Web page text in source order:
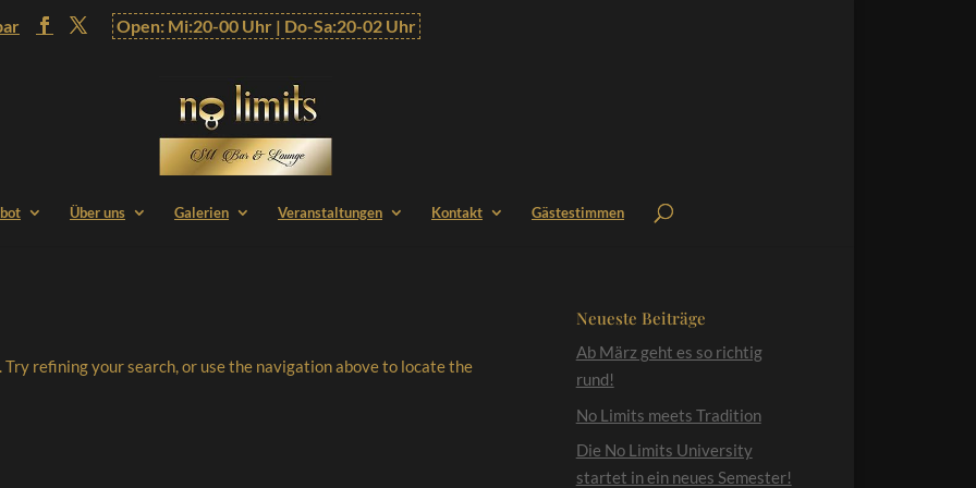
Open: Mi:20-00 Uhr | Do-Sa:20-02 Uhr
Über uns Galerien Veranstaltungen Kontakt Gästestimmen
Try refining your search, or use the navigation above to locate the
Neueste Beiträge
Ab März geht es so richtig
rund!
No Limits meets Tradition
Die No Limits University
startet in ein neues Semester!